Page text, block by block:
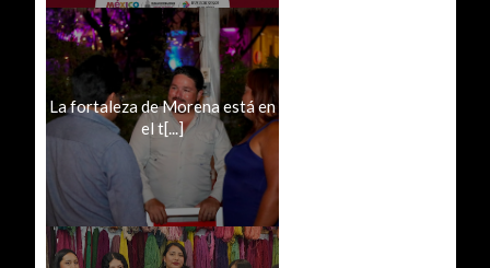
La fortaleza de Morena está en
el t[...]